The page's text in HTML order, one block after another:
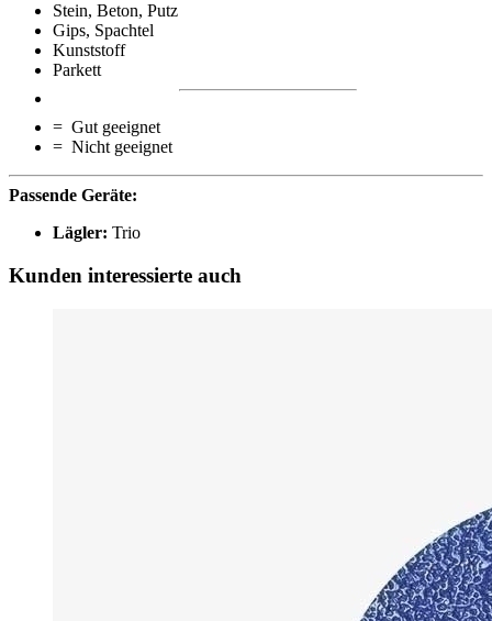
Stein, Beton, Putz
Gips, Spachtel
Kunststoff
Parkett
= Gut geeignet
= Nicht geeignet
Passende Geräte:
Lägler: Trio
Kunden interessierte auch